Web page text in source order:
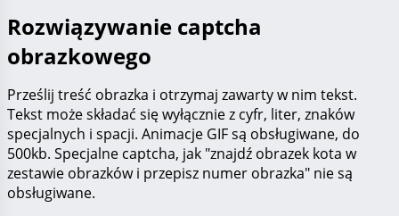
Rozwiązywanie captcha
obrazkowego
Prześlij treść obrazka i otrzymaj zawarty w nim tekst.
Tekst może składać się wyłącznie z cyfr, liter, znaków
specjalnych i spacji. Animacje GIF są obsługiwane, do
500kb. Specjalne captcha, jak "znajdź obrazek kota w
zestawie obrazków i przepisz numer obrazka" nie są
obsługiwane.